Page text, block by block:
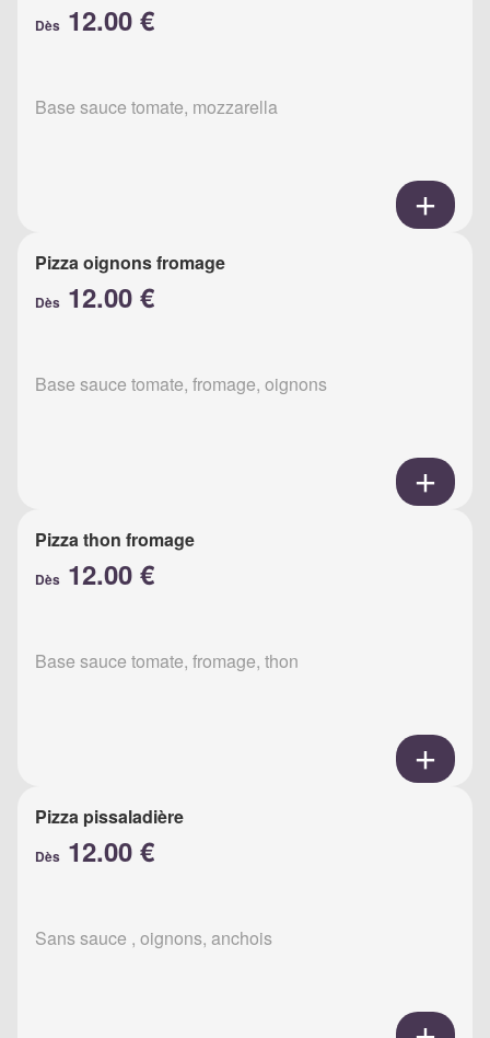
Dès 12.00 €
Base sauce tomate, mozzarella
Pizza oignons fromage
Dès 12.00 €
Base sauce tomate, fromage, oignons
Pizza thon fromage
Dès 12.00 €
Base sauce tomate, fromage, thon
Pizza pissaladière
Dès 12.00 €
Sans sauce , oignons, anchois